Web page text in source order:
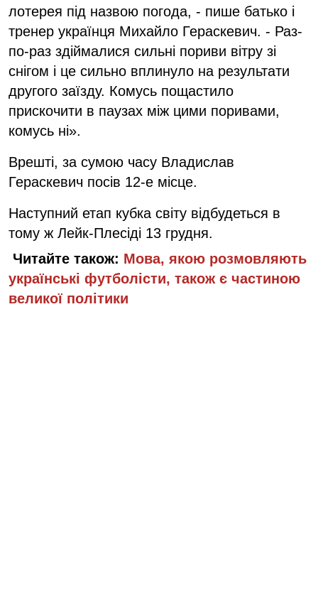
лотерея під назвою погода, - пише батько і
тренер українця Михайло Гераскевич. - Раз-
по-раз здіймалися сильні пориви вітру зі
снігом і це сильно вплинуло на результати
другого заїзду. Комусь пощастило
прискочити в паузах між цими поривами,
комусь ні».
Врешті, за сумою часу Владислав
Гераскевич посів 12-е місце.
Наступний етап кубка світу відбудеться в
тому ж Лейк-Плесіді 13 грудня.
Читайте також: Мова, якою розмовляють
українські футболісти, також є частиною
великої політики